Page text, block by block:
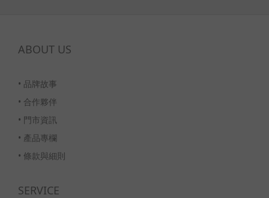
ABOUT US
• 品牌故事
• 合作夥伴
• 門市資訊
• 產品專欄
• 條款與細則
SERVICE